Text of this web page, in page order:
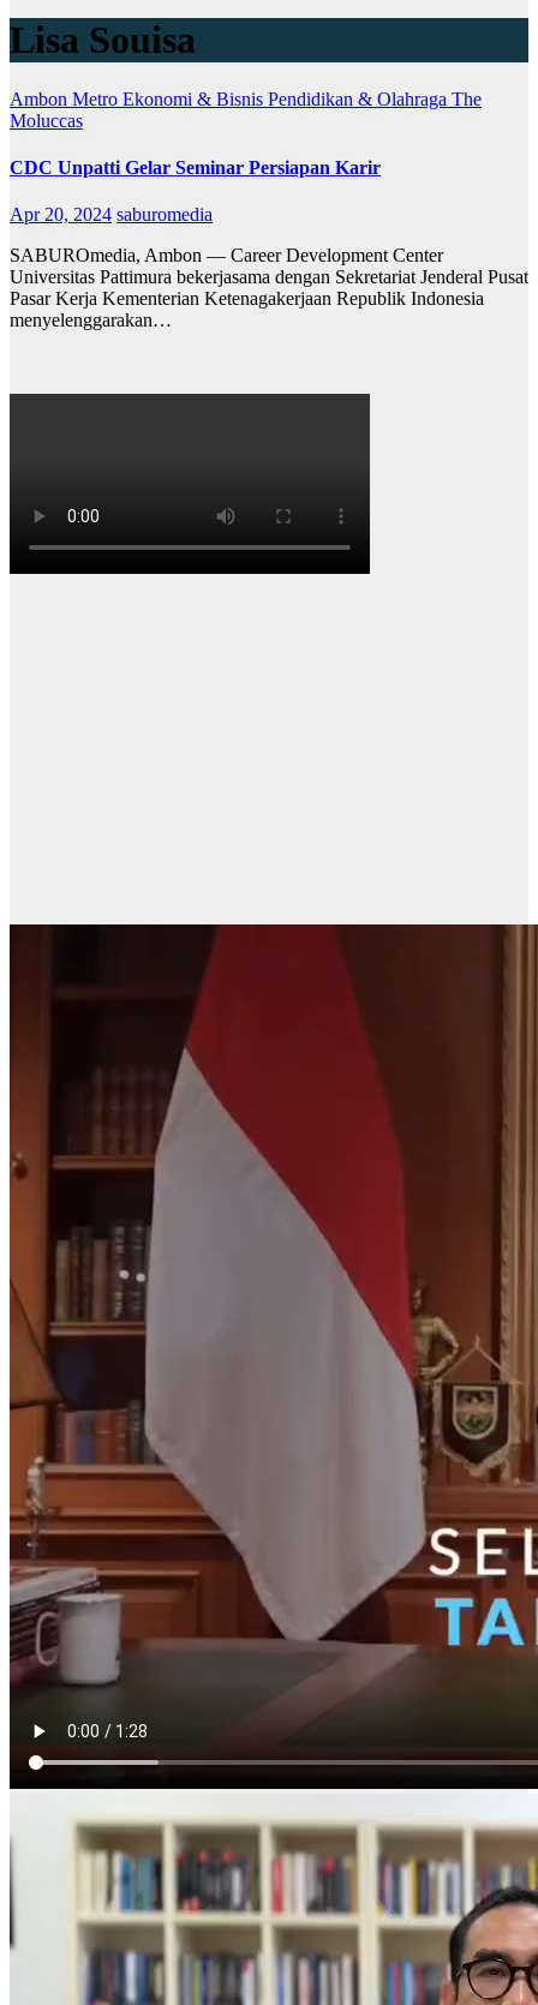
Lisa Souisa
Ambon Metro Ekonomi & Bisnis Pendidikan & Olahraga The
Moluccas
CDC Unpatti Gelar Seminar Persiapan Karir
Apr 20, 2024 saburomedia
SABUROmedia, Ambon — Career Development Center
Universitas Pattimura bekerjasama dengan Sekretariat Jenderal Pusat
Pasar Kerja Kementerian Ketenagakerjaan Republik Indonesia
menyelenggarakan…